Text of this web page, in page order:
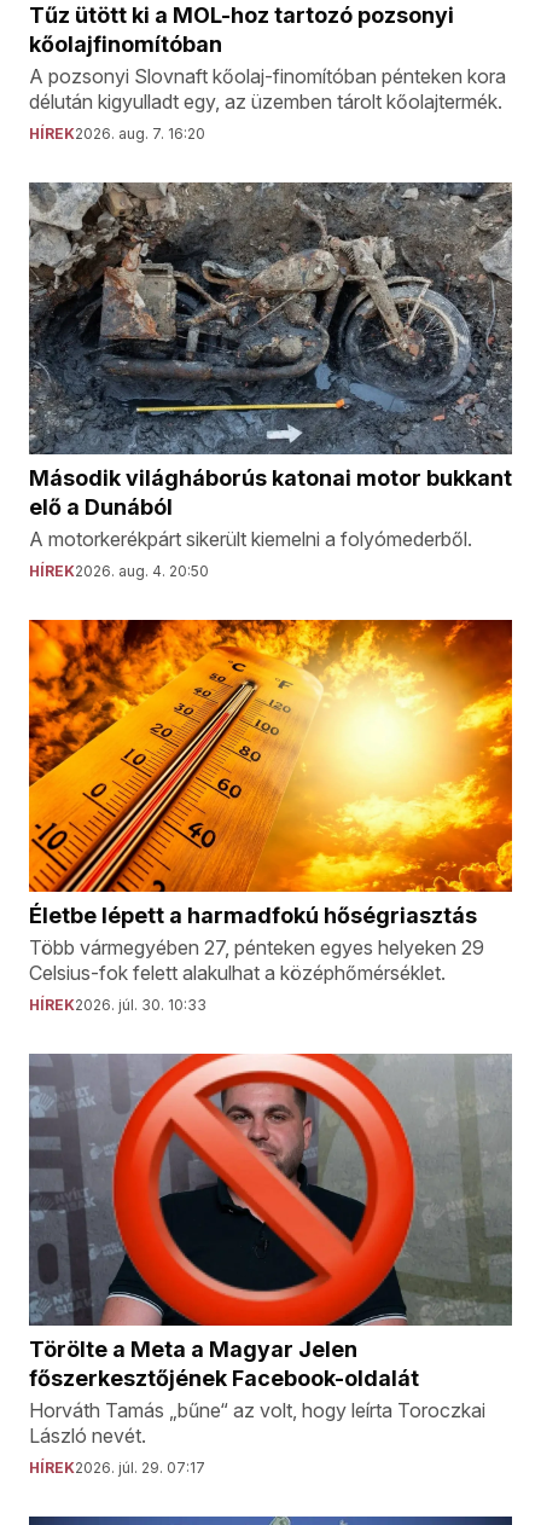
Tűz ütött ki a MOL-hoz tartozó pozsonyi
kőolajfinomítóban
A pozsonyi Slovnaft kőolaj-finomítóban pénteken kora
délután kigyulladt egy, az üzemben tárolt kőolajtermék.
HÍREK2026. aug. 7. 16:20
Második világháborús katonai motor bukkant
elő a Dunából
A motorkerékpárt sikerült kiemelni a folyómederből.
HÍREK2026. aug. 4. 20:50
Életbe lépett a harmadfokú hőségriasztás
Több vármegyében 27, pénteken egyes helyeken 29
Celsius-fok felett alakulhat a középhőmérséklet.
HÍREK2026. júl. 30. 10:33
Törölte a Meta a Magyar Jelen
főszerkesztőjének Facebook-oldalát
Horváth Tamás „bűne“ az volt, hogy leírta Toroczkai
László nevét.
HÍREK2026. júl. 29. 07:17